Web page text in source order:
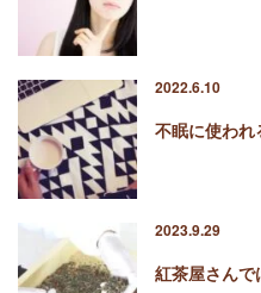
2022.6.10
不眠に使わ
2023.9.29
紅茶屋さん